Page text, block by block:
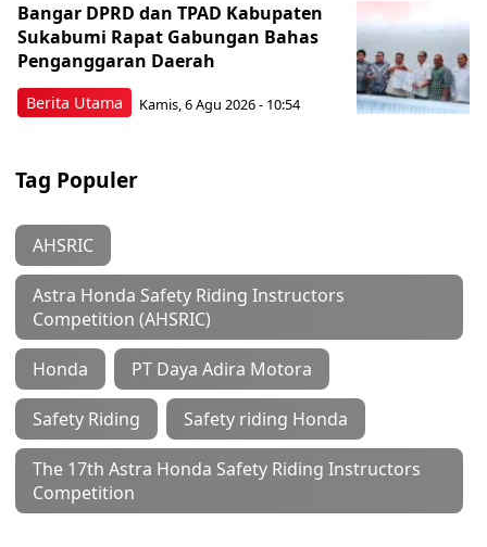
Berita Utama
Bangar DPRD dan TPAD Kabupaten
Sukabumi Rapat Gabungan Bahas
Penganggaran Daerah
Kamis, 6 Agu 2026 - 10:54
Tag Populer
AHSRIC
Astra Honda Safety Riding Instructors
Competition (AHSRIC)
Honda PT Daya Adira Motora
Safety Riding Safety riding Honda
The 17th Astra Honda Safety Riding Instructors
Competition